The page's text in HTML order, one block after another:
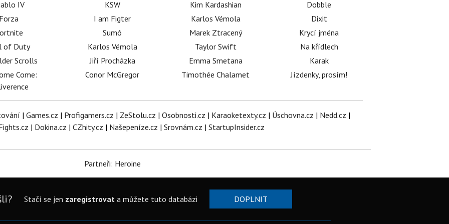
IV
of Duty
Scrolls
Come:
KSW
I am Figter
Sumó
Karlos Vémola
Jiří Procházka
Conor McGregor
Kim Kardashian
Karlos Vémola
Marek Ztracený
Taylor Swift
Emma Smetana
Timothée Chalamet
Dobble
Dixit
Krycí jména
Na křídlech
Karak
Jízdenky, prosím!
| Games.cz | Profigamers.cz | ZeStolu.cz | Osobnosti.cz | Karaoketexty.cz | Úschovna.cz | Nedd.cz |
| Dokina.cz | CZhity.cz | Našepeníze.cz | Srovnám.cz | StartupInsider.cz
Partneři: Heroine
Stačí se jen zaregistrovata můžete tuto databázi DOPLNIT